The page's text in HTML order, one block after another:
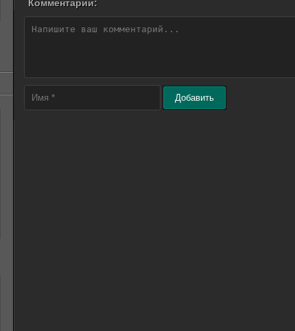
Комментарии:
Добавить